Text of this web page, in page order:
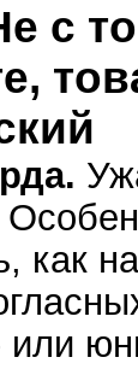
с
как
или